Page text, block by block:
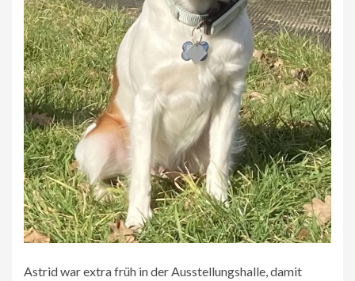
Astrid war extra früh in der Ausstellungshalle, damit